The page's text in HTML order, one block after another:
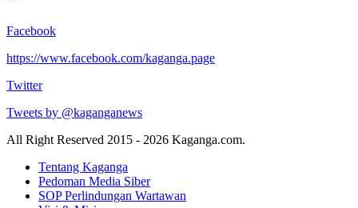
Facebook
https://www.facebook.com/kaganga.page
Twitter
Tweets by @kaganganews
All Right Reserved 2015 - 2026 Kaganga.com.
Tentang Kaganga
Pedoman Media Siber
SOP Perlindungan Wartawan